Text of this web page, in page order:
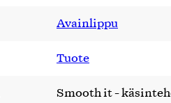
Avainlippu
Tuote
Smooth it -